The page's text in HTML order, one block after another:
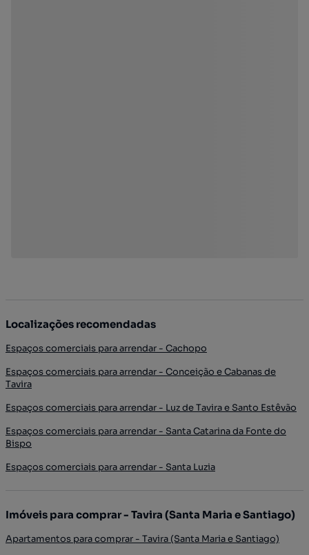
Localizações recomendadas
Espaços comerciais para arrendar - Cachopo
Espaços comerciais para arrendar - Conceição e Cabanas de
Tavira
Espaços comerciais para arrendar - Luz de Tavira e Santo Estêvão
Espaços comerciais para arrendar - Santa Catarina da Fonte do
Bispo
Espaços comerciais para arrendar - Santa Luzia
Imóveis para comprar - Tavira (Santa Maria e Santiago)
Apartamentos para comprar - Tavira (Santa Maria e Santiago)